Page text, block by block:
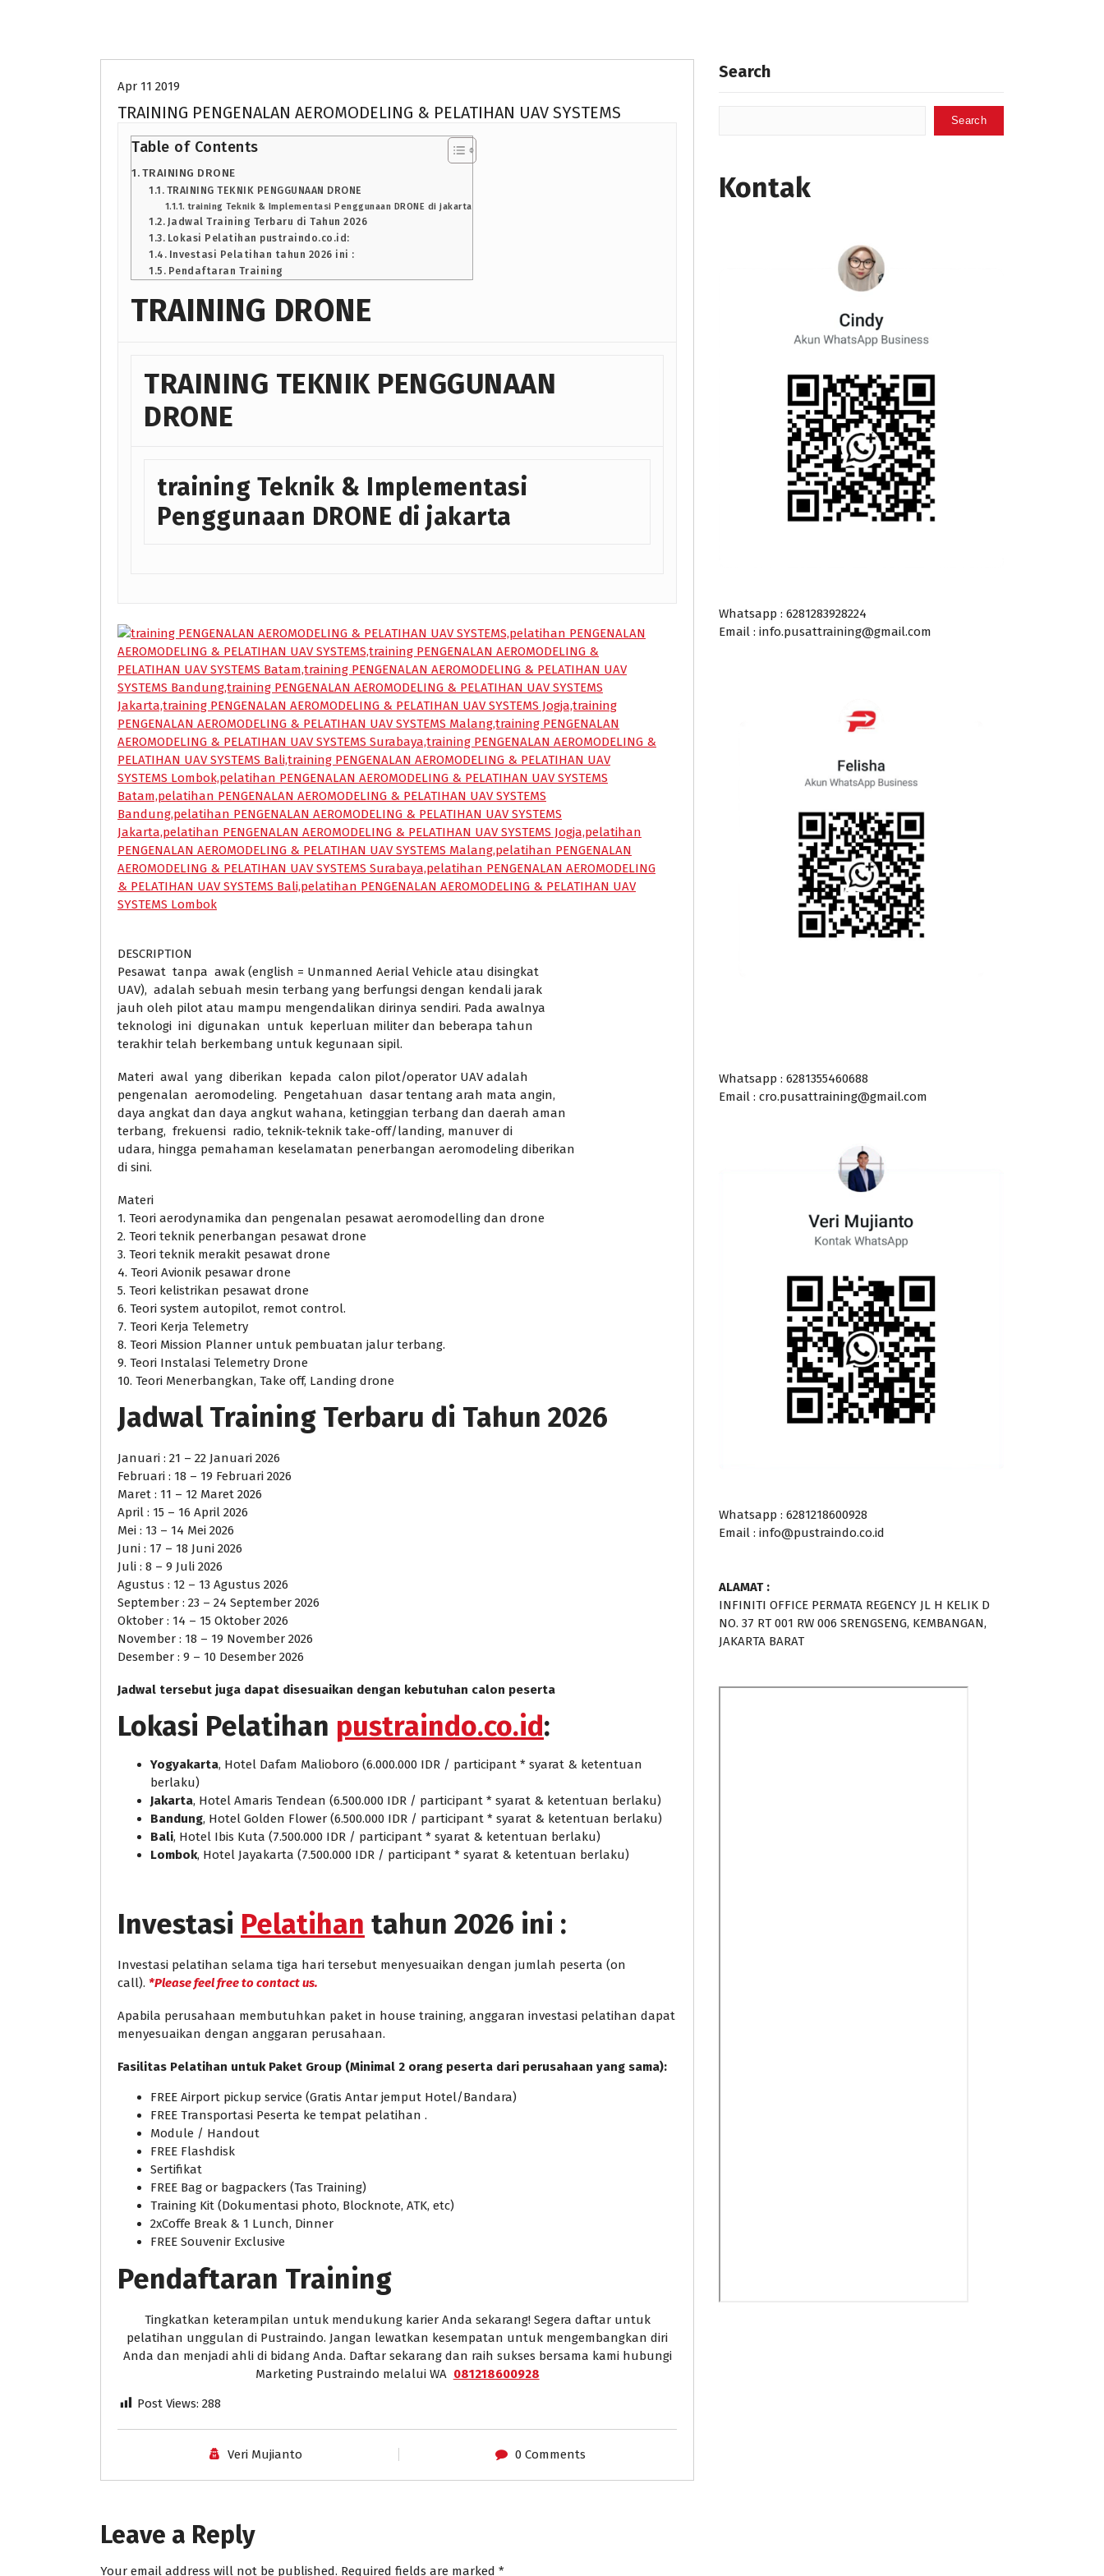
Apr 11 2019
TRAINING PENGENALAN AEROMODELING & PELATIHAN UAV SYSTEMS
Table of Contents
TRAINING DRONE
TRAINING TEKNIK PENGGUNAAN DRONE
training Teknik & Implementasi Penggunaan DRONE di jakarta
Jadwal Training Terbaru di Tahun 2026
Lokasi Pelatihan pustraindo.co.id:
Investasi Pelatihan tahun 2026 ini :
Pendaftaran Training
TRAINING DRONE
TRAINING TEKNIK PENGGUNAAN
DRONE
training Teknik & Implementasi
Penggunaan DRONE di jakarta
DESCRIPTION
Pesawat tanpa awak (english = Unmanned Aerial Vehicle atau disingkat
UAV), adalah sebuah mesin terbang yang berfungsi dengan kendali jarak
jauh oleh pilot atau mampu mengendalikan dirinya sendiri. Pada awalnya
teknologi ini digunakan untuk keperluan militer dan beberapa tahun
terakhir telah berkembang untuk kegunaan sipil.
Materi awal yang diberikan kepada calon pilot/operator UAV adalah
pengenalan aeromodeling. Pengetahuan dasar tentang arah mata angin,
daya angkat dan daya angkut wahana, ketinggian terbang dan daerah aman
terbang, frekuensi radio, teknik-teknik take-off/landing, manuver di
udara, hingga pemahaman keselamatan penerbangan aeromodeling diberikan
di sini.
Materi
1. Teori aerodynamika dan pengenalan pesawat aeromodelling dan drone
2. Teori teknik penerbangan pesawat drone
3. Teori teknik merakit pesawat drone
4. Teori Avionik pesawar drone
5. Teori kelistrikan pesawat drone
6. Teori system autopilot, remot control.
7. Teori Kerja Telemetry
8. Teori Mission Planner untuk pembuatan jalur terbang.
9. Teori Instalasi Telemetry Drone
10. Teori Menerbangkan, Take off, Landing drone
Jadwal Training Terbaru di Tahun 2026
Januari : 21 – 22 Januari 2026
Februari : 18 – 19 Februari 2026
Maret : 11 – 12 Maret 2026
April : 15 – 16 April 2026
Mei : 13 – 14 Mei 2026
Juni : 17 – 18 Juni 2026
Juli : 8 – 9 Juli 2026
Agustus : 12 – 13 Agustus 2026
September : 23 – 24 September 2026
Oktober : 14 – 15 Oktober 2026
November : 18 – 19 November 2026
Desember : 9 – 10 Desember 2026
Jadwal tersebut juga dapat disesuaikan dengan kebutuhan calon peserta
Lokasi Pelatihan pustraindo.co.id:
Yogyakarta, Hotel Dafam Malioboro (6.000.000 IDR / participant * syarat & ketentuan
berlaku)
Jakarta, Hotel Amaris Tendean (6.500.000 IDR / participant * syarat & ketentuan berlaku)
Bandung, Hotel Golden Flower (6.500.000 IDR / participant * syarat & ketentuan berlaku)
Bali, Hotel Ibis Kuta (7.500.000 IDR / participant * syarat & ketentuan berlaku)
Lombok, Hotel Jayakarta (7.500.000 IDR / participant * syarat & ketentuan berlaku)
Investasi Pelatihan tahun 2026 ini :
Investasi pelatihan selama tiga hari tersebut menyesuaikan dengan jumlah peserta (on
call). *Please feel free to contact us.
Apabila perusahaan membutuhkan paket in house training, anggaran investasi pelatihan dapat
menyesuaikan dengan anggaran perusahaan.
Fasilitas Pelatihan untuk Paket Group (Minimal 2 orang peserta dari perusahaan yang sama):
FREE Airport pickup service (Gratis Antar jemput Hotel/Bandara)
FREE Transportasi Peserta ke tempat pelatihan .
Module / Handout
FREE Flashdisk
Sertifikat
FREE Bag or bagpackers (Tas Training)
Training Kit (Dokumentasi photo, Blocknote, ATK, etc)
2xCoffe Break & 1 Lunch, Dinner
FREE Souvenir Exclusive
Pendaftaran Training
Tingkatkan keterampilan untuk mendukung karier Anda sekarang! Segera daftar untuk
pelatihan unggulan di Pustraindo. Jangan lewatkan kesempatan untuk mengembangkan diri
Anda dan menjadi ahli di bidang Anda. Daftar sekarang dan raih sukses bersama kami hubungi
Marketing Pustraindo melalui WA 081218600928
Post Views: 288
Veri Mujianto 0 Comments
Leave a Reply
Your email address will not be published. Required fields are marked *
Search
Search
Kontak
Whatsapp : 6281283928224
Email : info.pusattraining@gmail.com
Whatsapp : 6281355460688
Email : cro.pusattraining@gmail.com
Whatsapp : 6281218600928
Email : info@pustraindo.co.id
ALAMAT :
INFINITI OFFICE PERMATA REGENCY JL H KELIK D
NO. 37 RT 001 RW 006 SRENGSENG, KEMBANGAN,
JAKARTA BARAT